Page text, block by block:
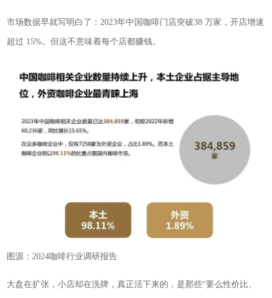
市场数据早就写明白了：2023年中国咖啡门店突破38 万家，开店增速
超过 15%。但这不意味着每个店都赚钱。
图源：2024咖啡行业调研报告
大盘在扩张，小店却在洗牌，真正活下来的，是那些“要么性价比、